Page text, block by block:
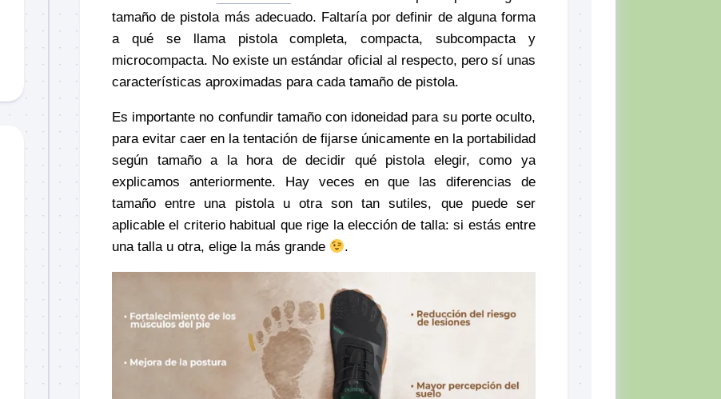
Táctica
Topografía
tamaño de pistola más adecuado. Faltaría por definir de alguna forma
a qué se llama pistola completa, compacta, subcompacta y
microcompacta. No existe un estándar oficial al respecto, pero sí unas
características aproximadas para cada tamaño de pistola.
Es importante no confundir tamaño con idoneidad para su porte oculto,
para evitar caer en la tentación de fijarse únicamente en la portabilidad
según tamaño a la hora de decidir qué pistola elegir, como ya
explicamos anteriormente. Hay veces en que las diferencias de
tamaño entre una pistola u otra son tan sutiles, que puede ser
aplicable el criterio habitual que rige la elección de talla: si estás entre
una talla u otra, elige la más grande
.